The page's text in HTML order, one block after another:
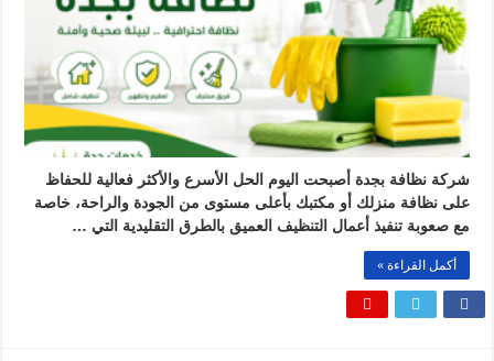
شركة نظافة بجدة أصبحت اليوم الحل الأسرع والأكثر فعالية للحفاظ
على نظافة منزلك أو مكتبك بأعلى مستوى من الجودة والراحة، خاصة
مع صعوبة تنفيذ أعمال التنظيف العميق بالطرق التقليدية التي …
أكمل القراءة »